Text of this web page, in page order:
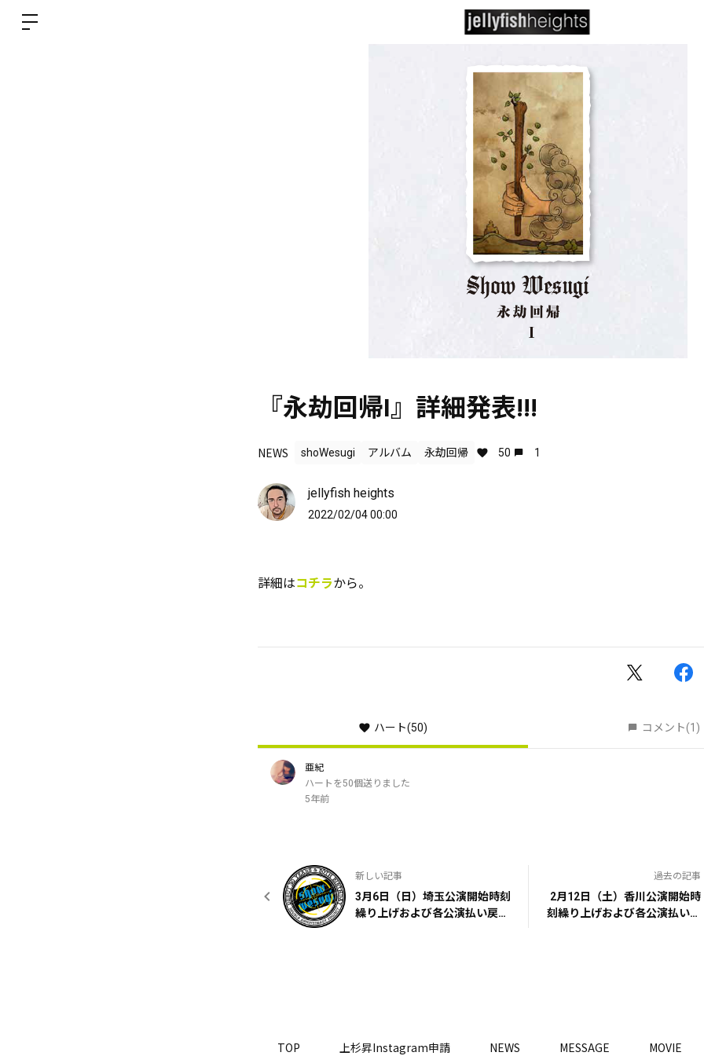
『永劫回帰I』詳細発表!!!
NEWS shoWesugi アルバム 永劫回帰 50 1
jellyfish heights
2022/02/04 00:00
詳細はコチラから。
ハート(50) コメント(1)
亜紀
ハートを50個送りました
5年前
新しい記事
3月6日（日）埼玉公演開始時刻
繰り上げおよび各公演払い戻し
過去の記事
2月12日（土）香川公演開始時
刻繰り上げおよび各公演払い戻
TOP 上杉昇Instagram申請 NEWS MESSAGE MOVIE